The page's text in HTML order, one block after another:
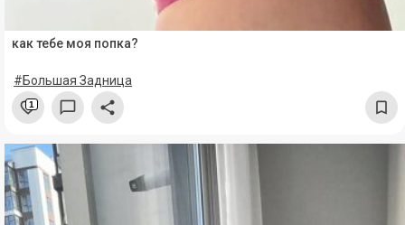
как тебе моя попка?
#Большая Задница
1